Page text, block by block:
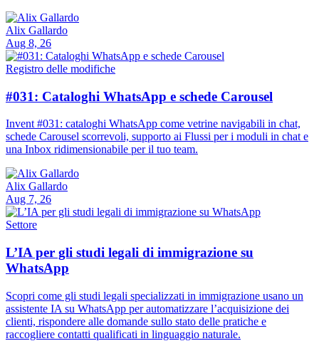
Alix Gallardo
Aug 8, 26
Registro delle modifiche
#031: Cataloghi WhatsApp e schede Carousel
Invent #031: cataloghi WhatsApp come vetrine navigabili in chat,
schede Carousel scorrevoli, supporto ai Flussi per i moduli in chat e
una Inbox ridimensionabile per il tuo team.
Alix Gallardo
Aug 7, 26
Settore
L’IA per gli studi legali di immigrazione su
WhatsApp
Scopri come gli studi legali specializzati in immigrazione usano un
assistente IA su WhatsApp per automatizzare l’acquisizione dei
clienti, rispondere alle domande sullo stato delle pratiche e
raccogliere contatti qualificati in linguaggio naturale.